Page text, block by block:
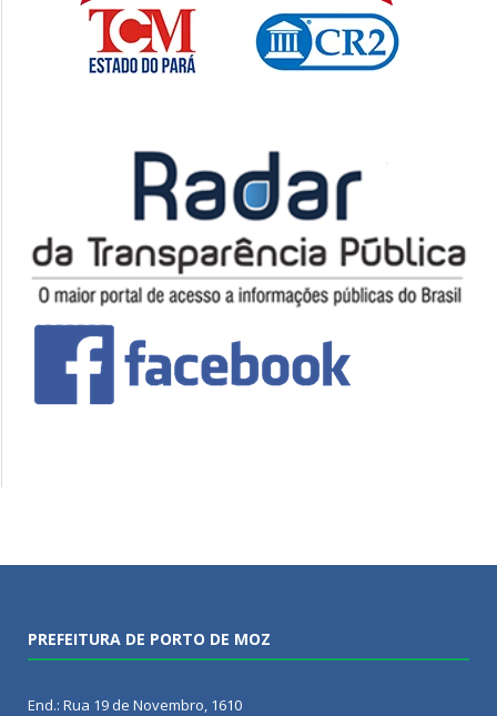
PREFEITURA DE PORTO DE MOZ
End.: Rua 19 de Novembro, 1610